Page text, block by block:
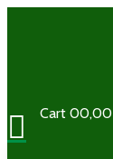
 Cart 00,00